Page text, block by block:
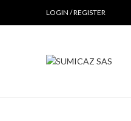
LOGIN / REGISTER